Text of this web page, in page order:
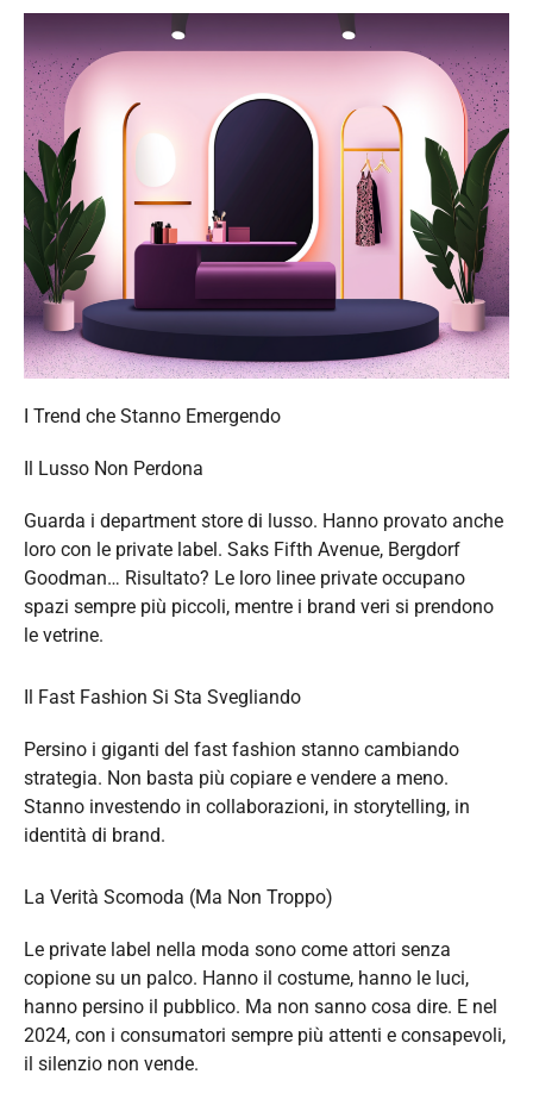
I Trend che Stanno Emergendo
Il Lusso Non Perdona
Guarda i department store di lusso. Hanno provato anche
loro con le private label. Saks Fifth Avenue, Bergdorf
Goodman… Risultato? Le loro linee private occupano
spazi sempre più piccoli, mentre i brand veri si prendono
le vetrine.
Il Fast Fashion Si Sta Svegliando
Persino i giganti del fast fashion stanno cambiando
strategia. Non basta più copiare e vendere a meno.
Stanno investendo in collaborazioni, in storytelling, in
identità di brand.
La Verità Scomoda (Ma Non Troppo)
Le private label nella moda sono come attori senza
copione su un palco. Hanno il costume, hanno le luci,
hanno persino il pubblico. Ma non sanno cosa dire. E nel
2024, con i consumatori sempre più attenti e consapevoli,
il silenzio non vende.